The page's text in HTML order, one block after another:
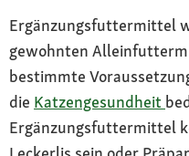
Ergänzungsfuttermittel
gewohnten
bestimmte
die Katzengesundheit
Ergänzungsfuttermittel